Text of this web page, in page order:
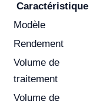
Caractéristique
Modèle
Rendement
Volume de
traitement
Volume de